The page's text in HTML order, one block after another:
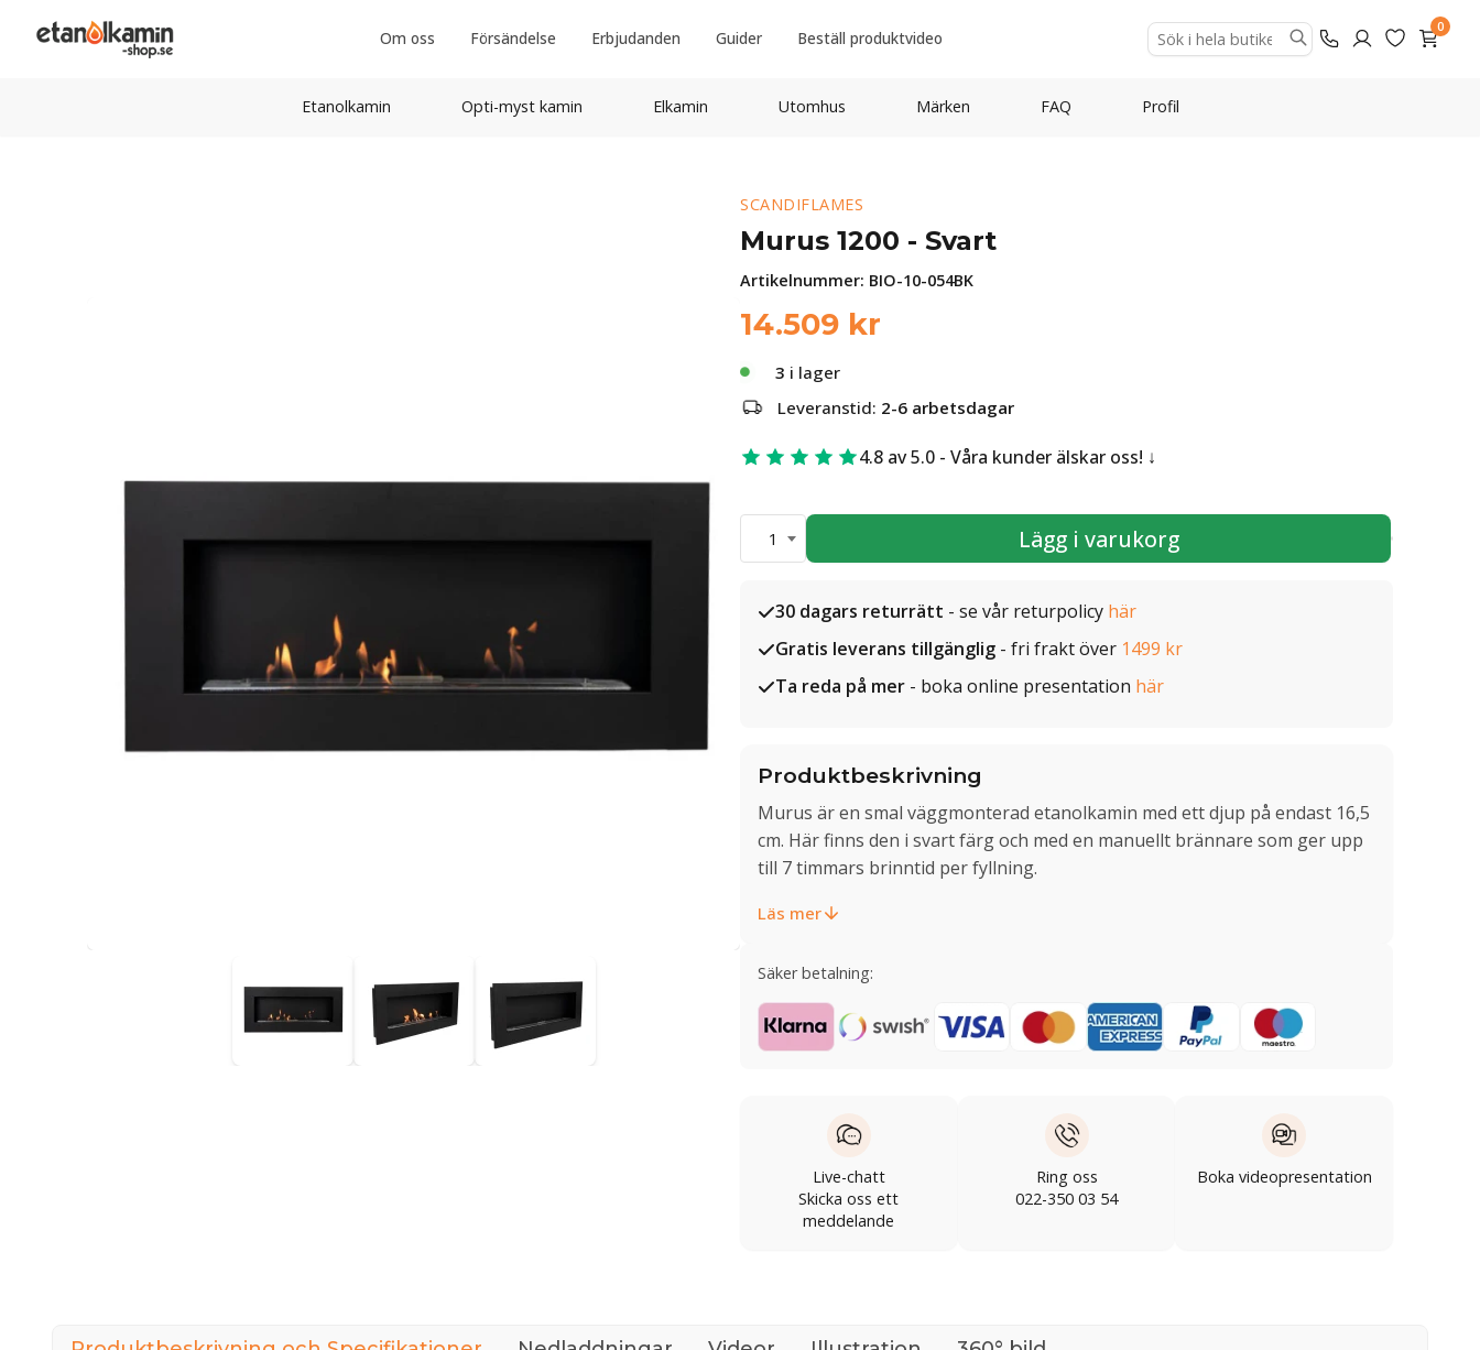
Om oss Försändelse Erbjudanden Guider Beställ produktvideo
0
Etanolkamin Opti-myst kamin Elkamin Utomhus Märken FAQ Profil
SCANDIFLAMES
Murus 1200 - Svart
Artikelnummer: BIO-10-054BK
14.509 kr
3 i lager
Leveranstid: 2-6 arbetsdagar
4.8 av 5.0 - Våra kunder älskar oss!
1 Lägg i varukorg
30 dagars returrätt - se vår returpolicy här
Gratis leverans tillgänglig - fri frakt över 1499 kr
Ta reda på mer - boka online presentation här
Produktbeskrivning
Murus är en smal väggmonterad etanolkamin med ett djup på endast 16,5
cm. Här finns den i svart färg och med en manuellt brännare som ger upp
till 7 timmars brinntid per fyllning.
Läs mer
Säker betalning:
Live-chatt
Skicka oss ett
meddelande
Ring oss
022-350 03 54
Boka videopresentation